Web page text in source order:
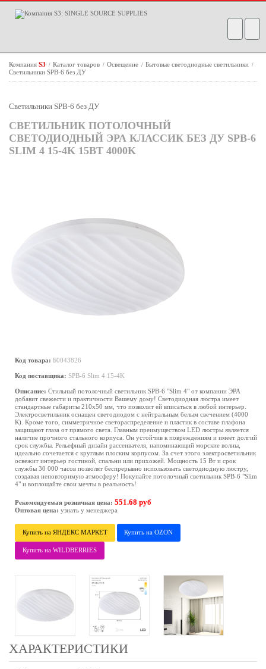
Компания S3 / Каталог товаров / Освещение / Бытовые светодиодные светильники /
Светильники SPB-6 без ДУ
Светильники SPB-6 без ДУ
СВЕТИЛЬНИК ПОТОЛОЧНЫЙ
СВЕТОДИОДНЫЙ ЭРА КЛАССИК БЕЗ ДУ SPB-6
SLIM 4 15-4K 15ВТ 4000K
Код товара: Б0043826
Код поставщика: SPB-6 Slim 4 15-4K
Описание: Стильный потолочный светильник SPB-6 "Slim 4" от компании ЭРА
добавит свежести и практичности Вашему дому! Светодиодная люстра имеет
стандартные габариты 210х50 мм, что позволит ей вписаться в любой интерьер.
Электросветильник оснащен светодиодом с нейтральным белым свечением (4000
К). Кроме того, симметричное светораспределение и пластик в составе плафона
защищают глаза от прямого света. Главным преимуществом LED люстры является
наличие прочного стального корпуса. Он устойчив к повреждениям и имеет долгий
срок службы. Рельефный дизайн рассеивателя, напоминающий морские волны,
идеально сочетается с круглым плоским корпусом. За счет этого электросветильник
освежит интерьер гостиной, спальни или прихожей. Мощность 15 Вт и срок
службы 30 000 часов позволят беспрерывно использовать светодиодную люстру,
создавая неповторимую атмосферу! Покупайте потолочный светильник SPB-6 "Slim
4" и воплощайте свои мечты в реальность!
Рекомендуемая розничная цена: 551.68 руб
Оптовая цена: узнать у менеджера
Купить на ЯНДЕКС МАРКЕТ Купить на OZON
Купить на WILDBERRIES
ХАРАКТЕРИСТИКИ